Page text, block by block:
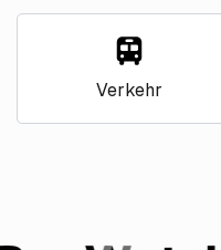
Verkehr